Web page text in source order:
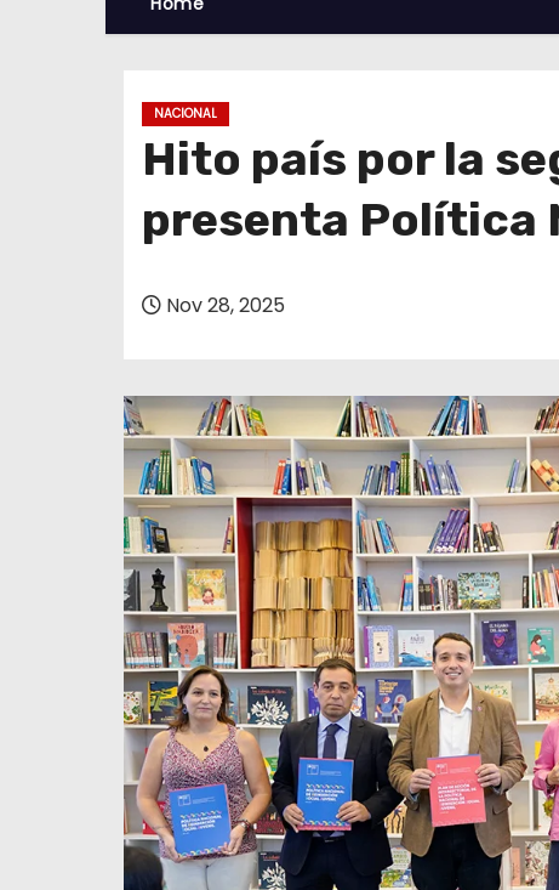
NACIONAL
Hito país por la
presenta Política
Nov 28, 2025